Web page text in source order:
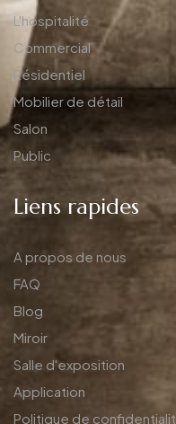
L'hospitalité
Commercial
Résidentiel
Mobilier de détail
Salon
Public
Liens rapides
A propos de nous
FAQ
Blog
Miroir
Salle d'exposition
Application
Politique de